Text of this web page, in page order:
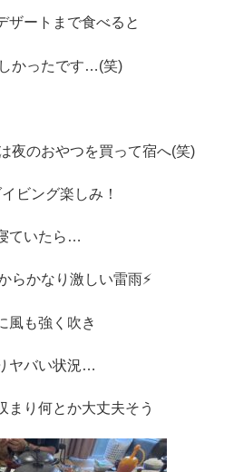
ザートまで食べると
かったです…(笑)
夜のおやつを買って宿へ(笑)
ビング楽しみ！
ていたら…
らかなり激しい雷雨⚡
風も強く吹き
ヤバい状況…
まり何とか大丈夫そう